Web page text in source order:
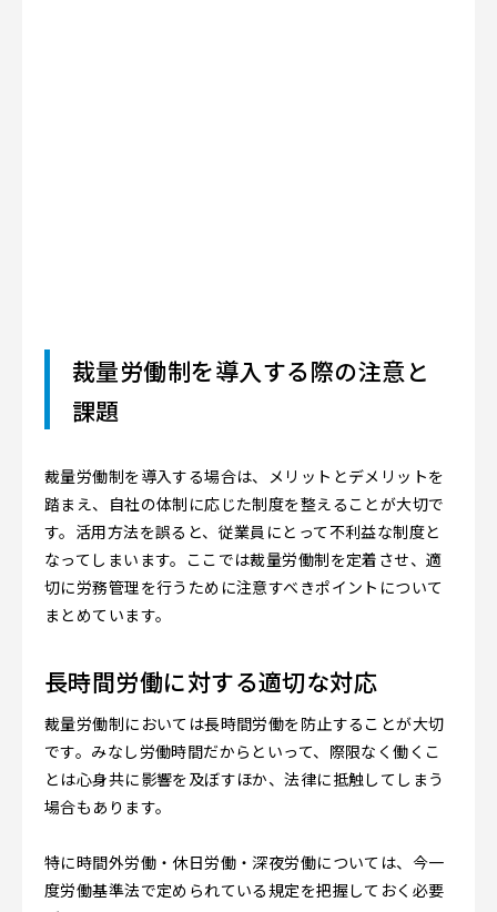
裁量労働制を導入する際の注意と
課題
裁量労働制を導入する場合は、メリットとデメリットを
踏まえ、自社の体制に応じた制度を整えることが大切で
す。活用方法を誤ると、従業員にとって不利益な制度と
なってしまいます。ここでは裁量労働制を定着させ、適
切に労務管理を行うために注意すべきポイントについて
まとめています。
長時間労働に対する適切な対応
裁量労働制においては長時間労働を防止することが大切
です。みなし労働時間だからといって、際限なく働くこ
とは心身共に影響を及ぼすほか、法律に抵触してしまう
場合もあります。
特に時間外労働・休日労働・深夜労働については、今一
度労働基準法で定められている規定を把握しておく必要